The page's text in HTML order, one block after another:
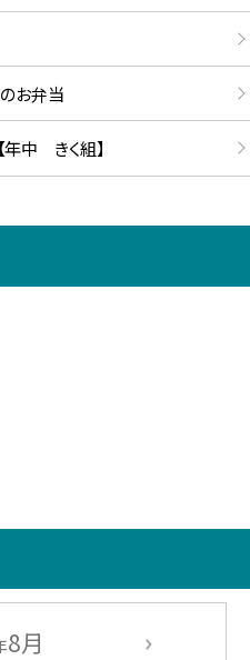
お弁当
中 きく組】
8月